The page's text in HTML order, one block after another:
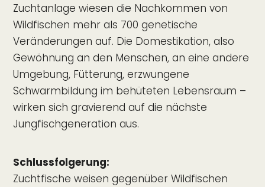
Zuchtanlage wiesen die Nachkommen von
Wildfischen mehr als 700 genetische
Veränderungen auf. Die Domestikation, also
Gewöhnung an den Menschen, an eine andere
Umgebung, Fütterung, erzwungene
Schwarmbildung im behüteten Lebensraum –
wirken sich gravierend auf die nächste
Jungfischgeneration aus.
Schlussfolgerung:
Zuchtfische weisen gegenüber Wildfischen